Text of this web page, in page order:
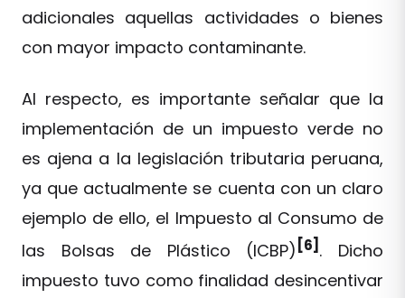
adicionales aquellas actividades o bienes
con mayor impacto contaminante.
Al respecto, es importante señalar que la
implementación de un impuesto verde no
es ajena a la legislación tributaria peruana,
ya que actualmente se cuenta con un claro
ejemplo de ello, el Impuesto al Consumo de
las Bolsas de Plástico (ICBP) [6] . Dicho
impuesto tuvo como finalidad desincentivar